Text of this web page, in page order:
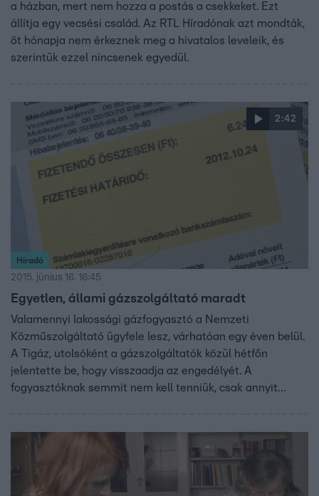
a házban, mert nem hozza a postás a csekkeket. Ezt
állítja egy vecsési család. Az RTL Híradónak azt mondták,
öt hónapja nem érkeznek meg a hivatalos leveleik, és
szerintük ezzel nincsenek egyedül.
2:42
Híradó
2015. június 16. 16:45
Egyetlen, állami gázszolgáltató maradt
Valamennyi lakossági gázfogyasztó a Nemzeti
Közműszolgáltató ügyfele lesz, várhatóan egy éven belül.
A Tigáz, utolsóként a gázszolgáltatók közül hétfőn
jelentette be, hogy visszaadja az engedélyét. A
fogyasztóknak semmit nem kell tenniük, csak annyit